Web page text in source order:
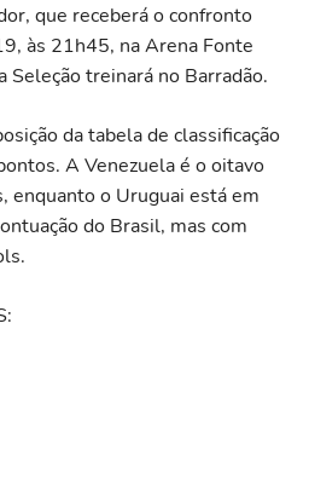
que receberá o confronto
às 21h45, na Arena Fonte
Seleção treinará no Barradão.
da tabela de classificação
A Venezuela é o oitavo
enquanto o Uruguai está em
do Brasil, mas com